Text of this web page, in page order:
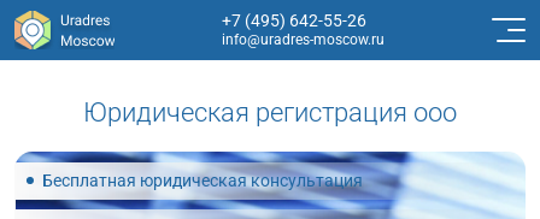
+7 (495) 642-55-26
info@uradres-moscow.ru
Юридическая регистрация ооо
Бесплатная юридическая консультация